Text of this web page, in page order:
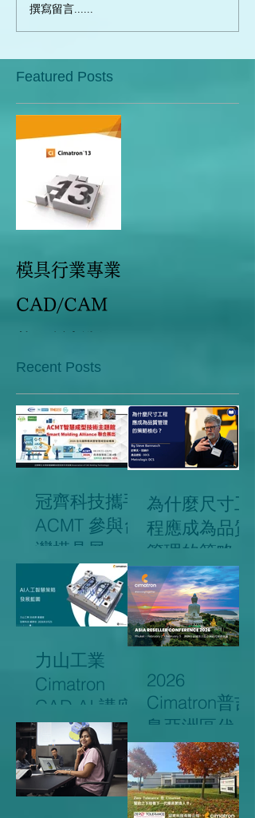
撰寫留言......
Featured Posts
模具行業專業
CAD/CAM
Cimatron 13
亮點大盤點
Recent Posts
冠齊科技攜手
ACMT 參與台
灣模具展
為什麼尺寸工
程應成為品質
管理的策略核
心？
力山工業
Cimatron
CAD AI 講座
2026
Cimatron普吉
島亞洲區代理
商會議回顧